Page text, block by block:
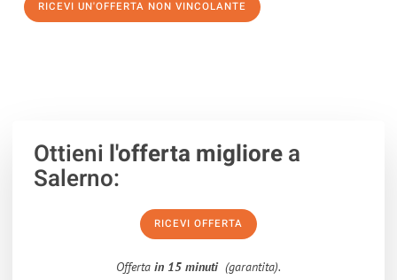
RICEVI UN'OFFERTA NON VINCOLANTE
Ottieni l'offerta migliorea
Salerno:
RICEVI OFFERTA
Offerta in 15 minuti (garantita).